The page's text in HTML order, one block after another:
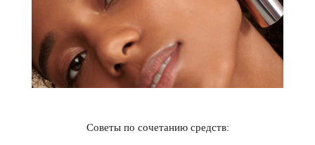
Советы по сочетанию средств: